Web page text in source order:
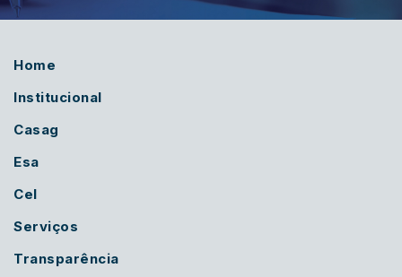
Home
Institucional
Casag
Esa
Cel
Serviços
Transparência